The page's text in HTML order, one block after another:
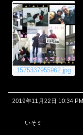
1575337955962.jpg
2019年11月22日 10:34 PM
いそミ